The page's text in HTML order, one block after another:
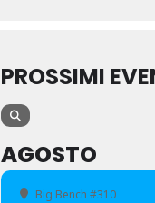
PROSSIMI
AGOSTO
Big Bench #310